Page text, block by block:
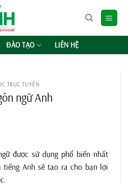
ĐÀO TẠO LIÊN HỆ
TRỰC TUYẾN
ngữ Anh
được sử dụng phổ biến nhất
Anh sẽ tạo ra cho bạn lợi